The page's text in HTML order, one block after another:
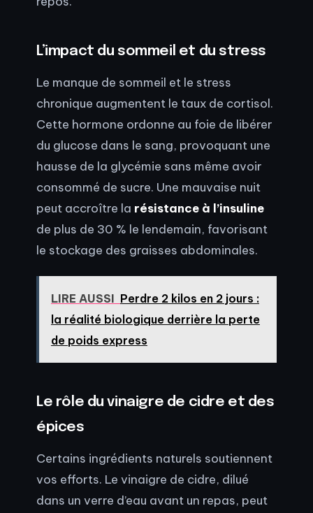
L’impact du sommeil et du stress
Le manque de sommeil et le stress
chronique augmentent le taux de cortisol.
Cette hormone ordonne au foie de libérer
du glucose dans le sang, provoquant une
hausse de la glycémie sans même avoir
consommé de sucre. Une mauvaise nuit
peut accroître la résistance à l’insuline
de plus de 30 % le lendemain, favorisant
le stockage des graisses abdominales.
LIRE AUSSI Perdre 2 kilos en 2 jours :
la réalité biologique derrière la perte
de poids express
Le rôle du vinaigre de cidre et des
épices
Certains ingrédients naturels soutiennent
vos efforts. Le vinaigre de cidre, dilué
dans un verre d’eau avant un repas, peut